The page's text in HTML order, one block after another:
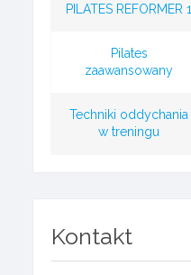
PILATES REFORMER 1
Pilates
zaawansowany
Techniki oddychania
w treningu
Kontakt